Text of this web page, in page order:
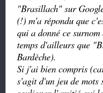
"Brasillach" sur
(!) m'a répondu que
qui a donné ce
temps d'ailleurs que
Bardèche).
Si j'ai bien compris
s'agit d'un jeu de mots